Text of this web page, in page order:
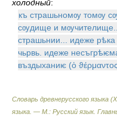
холодный:
къ страшьномѹ томѹ
сѹдище и мѹчителище...
страшьнии... идеже
чьрвь. идеже
въздыханиѥ (ὁ
Словарь древнерусского языка
языка. — М.: Русский язык.